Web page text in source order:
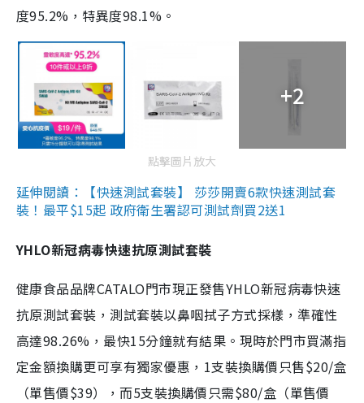
度95.2%，特異度98.1%。
+2
點擊圖片放大
延伸閱讀：【快速測試套裝】 莎莎開賣6款快速測試套
裝！最平$15起 政府衛生署認可測試劑買2送1
YHLO新冠病毒快速抗原測試套裝
健康食品品牌CATALO門市現正發售YHLO新冠病毒快速
抗原測試套裝，測試套裝以鼻咽拭子方式採樣，準確性
高達98.26%，最快15分鐘就有結果。現時於門市買滿指
定金額換購更可享有獨家優惠，1支裝換購價只售$20/盒
（單售價$39），而5支裝換購價只需$80/盒（單售價